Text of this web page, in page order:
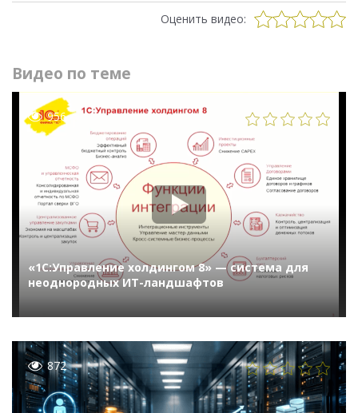
Оценить видео:
Видео по теме
956
«1С:Управление холдингом 8» — система для
неоднородных ИТ-ландшафтов
872